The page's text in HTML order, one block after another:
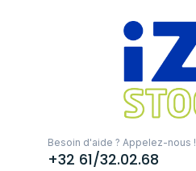
Besoin d'aide ? Appelez-nous !
+32 61/32.02.68